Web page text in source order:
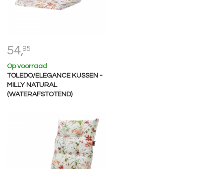
54,95
Op voorraad
TOLEDO/ELEGANCE KUSSEN -
MILLY NATURAL
(WATERAFSTOTEND)